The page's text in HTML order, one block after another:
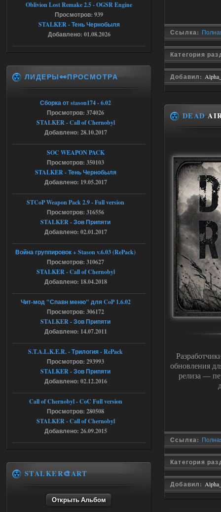
Ссылка:
Категория
Добавил:
DEAD
обновления
релиза —
Ссылка:
Категория
Добавил:
патч я установил после
установки мода, да, ладно,
наверное вы правы придется ожидать
Stalker-Mods-Clan-su
Ответить ➤
05.08.2026
AndreySA
[05.08.26
20:23:10.934] [17468]
FATAL ERROR
[error]Expression : FATAL ERROR
[error]Function :
CScriptEngine::lua_pcall_failed
[error]File : D:\a\OGSR-
Engine\OGSR-
Engine\ogsr_engine\COMMON_AI\scrip
[error]Line : 75
[error]Description :
[CScriptEngine::lua_pcall_failed]: ... -
chernobyl\gamedata\scripts\xr_camper.sc
ript:510: attempt to index local 'manager'
(a nil value)
Вылет после захода в Припять.
05.08.2026
Скованные одной цепью
18:37
r4908778
с избавлением от баласта,
доходяга.
Путь во мгле + GUNSLINGER mod
Stalker-Mods-Clan-su
Доступно только для пользователей
Путь во мгле + GUNSLINGER mod
stalker673920
Oblivion Lost Remake 2.5 - OGSR Engine
Просмотров: 939
STALKER - Тень Чернобыля
Добавлено: 01.08.2026
ЛИДЕРЫ👀ПРОСМОТРА
Сборка от stason174 - 6.02
Просмотров: 374026
STALKER - Call of Chernobyl
Добавлено: 28.10.2017
SOC WEAPON PACK
Просмотров: 350103
STALKER - Тень Чернобыля
Добавлено: 19.05.2017
STCoP Weapon Pack 2.9 - Full version
Просмотров: 316556
STALKER - Зов Припяти
Добавлено: 02.01.2017
Война группировок + Stason v.6.03 (RePack)
Просмотров: 310627
STALKER - Call of Chernobyl
Добавлено: 18.04.2018
Чит-мод "Спавн меню" для CoP 1.6.02
Просмотров: 306172
STALKER - Зов Припяти
Добавлено: 14.07.2011
S.T.A.L.K.E.R. - Трилогия - RePack
Просмотров: 293993
STALKER - Зов Припяти
Добавлено: 02.12.2016
Call of Chernobyl - CoC Full version
Просмотров: 280508
STALKER - Call of Chernobyl
Добавлено: 26.09.2015
STALKER🎨ART
Открыть Альбом